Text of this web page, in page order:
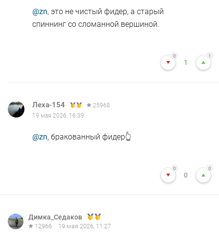
@zn, это не чистый фидер, а старый
спиннинг со сломанной вершиной.
0
1
1
Леха-154
25968
19 мая 2026, 16:39
@zn, бракованный фидер👆
0
0
0
Димка_Седаков
12966 19 мая 2026, 11:27